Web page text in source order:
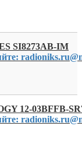
SI8273AB-IM
12-03BFFB-